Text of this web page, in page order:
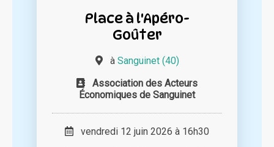
Place à l'Apéro-
Goûter
à Sanguinet (40)
Association des Acteurs
Économiques de Sanguinet
vendredi 12 juin 2026 à 16h30